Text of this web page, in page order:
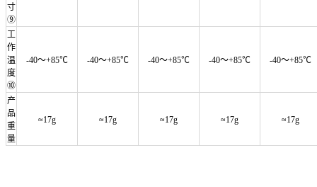
寸
⑨
工
作
温
度
⑩
-40～+85℃ -40～+85℃ -40～+85℃ -40～+85℃ -40～+85℃
产
品
重
量
≈17g ≈17g ≈17g ≈17g ≈17g